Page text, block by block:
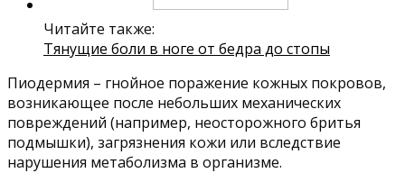
Читайте также:
Тянущие боли в ноге от бедра до стопы
Пиодермия – гнойное поражение кожных покровов,
возникающее после небольших механических
повреждений (например, неосторожного бритья
подмышки), загрязнения кожи или вследствие
нарушения метаболизма в организме.